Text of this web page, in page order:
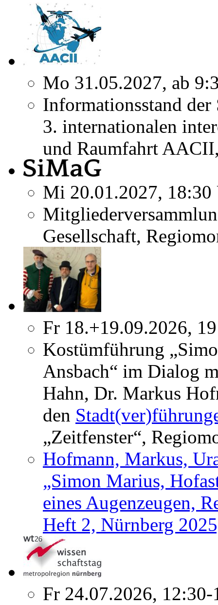
Mo 31.05.2027, ab
Informationsstand
3. internationalen
und Raumfahrt
Mi 20.01.2027, 18:30
Gesellschaft,
Fr 18.+19.09.2026,
Kostümführung
Ansbach“ im Dialog
Hahn, Dr. Markus
den
„Zeitfenster“,
Hofmann, Markus,
„Simon Marius,
eines Augenzeugen,
Heft 2, Nürnberg
Fr 24.07.2026,